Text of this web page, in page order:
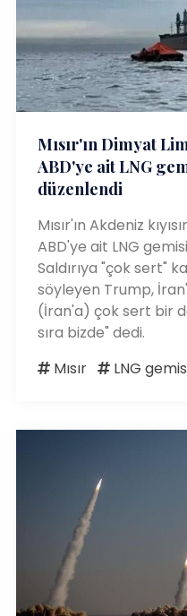
Mısır'ın Dimyat
ABD'ye ait LNG
düzenlendi
Mısır'ın Akdeniz
ABD'ye ait LNG
Saldırıya "çok sert"
söyleyen Trump,
(İran'a) çok sert bir
sıra bizde" dedi.
Mısır
LNG